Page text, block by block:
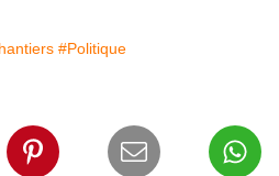
#Politique